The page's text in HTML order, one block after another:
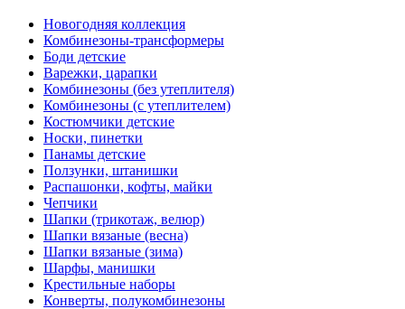
Новогодняя коллекция
Комбинезоны-трансформеры
Боди детские
Варежки, царапки
Комбинезоны (без утеплителя)
Комбинезоны (с утеплителем)
Костюмчики детские
Носки, пинетки
Панамы детские
Ползунки, штанишки
Распашонки, кофты, майки
Чепчики
Шапки (трикотаж, велюр)
Шапки вязаные (весна)
Шапки вязаные (зима)
Шарфы, манишки
Крестильные наборы
Конверты, полукомбинезоны